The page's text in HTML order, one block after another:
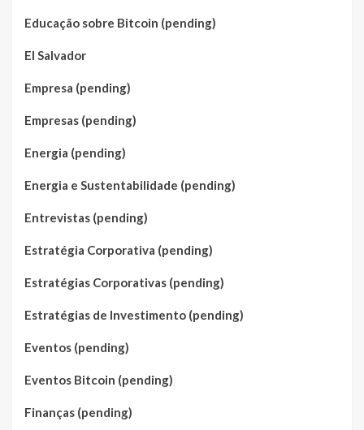
Educação sobre Bitcoin (pending)
El Salvador
Empresa (pending)
Empresas (pending)
Energia (pending)
Energia e Sustentabilidade (pending)
Entrevistas (pending)
Estratégia Corporativa (pending)
Estratégias Corporativas (pending)
Estratégias de Investimento (pending)
Eventos (pending)
Eventos Bitcoin (pending)
Finanças (pending)